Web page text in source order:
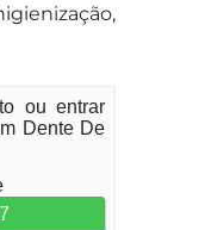
ou entrar
Dente De